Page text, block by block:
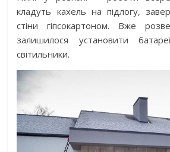
кладуть кахель на підлогу,
стіни гіпсокартоном. Вже
залишилося установити
світильники.